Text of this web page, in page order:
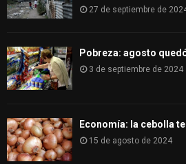
27 de septiembre de
Pobreza: agosto
3 de septiembre de 2024
Economía: la cebolla
15 de agosto de 2024